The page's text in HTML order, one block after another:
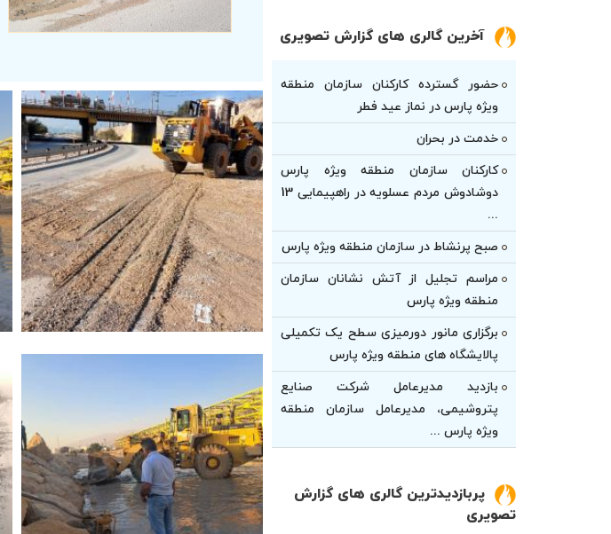
آخرین گالری های گزارش تصویری
حضور گسترده کارکنان سازمان منطقه
ویژه پارس در نماز عید فطر
خدمت در بحران
کارکنان سازمان منطقه ویژه پارس
دوشادوش مردم عسلویه در راهپیمایی 13
...
صبح پرنشاط در سازمان منطقه ویژه پارس
مراسم تجلیل از آتش نشانان سازمان
منطقه ویژه پارس
برگزاری مانور دورمیزی سطح یک تکمیلی
پالایشگاه های منطقه ویژه پارس
بازدید مدیرعامل شرکت صنایع
پتروشیمی، مدیرعامل سازمان منطقه
ویژه پارس ...
پربازدیدترین گالری های گزارش
تصویری